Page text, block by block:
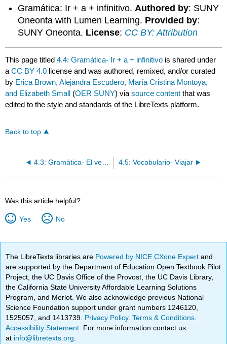
Gramática: Ir + a + infinitivo. Authored by: SUNY
Oneonta with Lumen Learning. Provided by:
SUNY Oneonta. License: CC BY: Attribution
This page titled4.4: Gramática- Ir + a + infinitivo is shared under
aCC BY 4.0 license and was authored, remixed, and/or curated
by Erica Brown, Alejandra Escudero, María Cristina Montoya,
and Elizabeth Small (OER SUNY) viasource content that was
edited to the style and standards of the LibreTexts platform.
Back to top
4.3: Gramática- El verbo ir 4.5: Vocabulario- Viajar
Was this article helpful?
Yes No
The LibreTexts libraries are Powered by NICE CXone Expertand
are supported by the Department of Education Open Textbook Pilot
Project, the UC Davis Office of the Provost, the UC Davis Library,
the California State University Affordable Learning Solutions
Program, and Merlot. We also acknowledge previous National
Science Foundation support under grant numbers 1246120,
1525057, and 1413739. Privacy Policy.Terms & Conditions
Accessibility Statement . For more information contact us
at info@libretexts.org